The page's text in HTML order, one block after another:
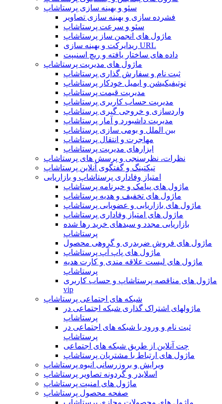
سئو و بهینه سازی پرستاشاپ
فشرده سازی و بهینه سازی تصاویر
سئو و سرعت پرستاشاپ
ماژول های انجمن ساز پرستاشاپ
ریدایرکت و بهینه سازی URL
داده های ساختار یافته و ریچ اسنیپت
ماژول های مدیریت پرستاشاپ
ثبت نام و سفارش گذاری پرستاشاپ
نوتیفیکیشن و ایمیل خودکار پرستاشاپ
مدیریت قیمت پرستاشاپ
مدیریت حساب کاربری پرستاشاپ
واردسازی و خروجی گیری پرستاشاپ
مدیریت داشبورد و آمار پرستاشاپ
بین الملل و بومی سازی پرستاشاپ
مهاجرت و انتقال پرستاشاپ
ابزارهای مدیریت پرستاشاپ
نظرات، نظرسنجی و پرسش های پرستاشاپ
تیکتینگ و گفتگوی آنلاین پرستاشاپ
امتیاز وفاداری پرستاشاپ و بازاریابی
ماژول های پیامک و خبرنامه پرستاشاپ
ماژول های تخفیف و هدیه پرستاشاپ
ماژول های بازاریابی و عضویابی پرستاشاپ
ماژول های امتیاز وفاداری پرستاشاپ
بازاریابی مجدد و سبدهای خرید رها شده
پرستاشاپ
ماژول های فروش ضربدری و گروهی محصول
ماژول های پاپ آپ پرستاشاپ
ماژول های لیست علاقه مندی و کارت هدیه
پرستاشاپ
ماژول های مناقصه پرستاشاپ و حساب کاربری
vip
شبکه های اجتماعی پرستاشاپ
ماژولهای اشتراک‌ گذاری شبکه اجتماعی در
پرستاشاپ
ثبت نام و ورود با شبکه های اجتماعی در
پرستاشاپ
چت آنلاین از طریق شبکه های اجتماعی
ماژول های ارتباط با مشتریان پرستاشاپ
ویرایش و بروزرسانی انبوه پرستاشاپ
اسلایدر و گردونه تصاویر پرستاشاپ
ماژول های امنیت پرستاشاپ
صفحه محصول پرستاشاپ
ماژول های محصولات مجازی پرستاشاپ